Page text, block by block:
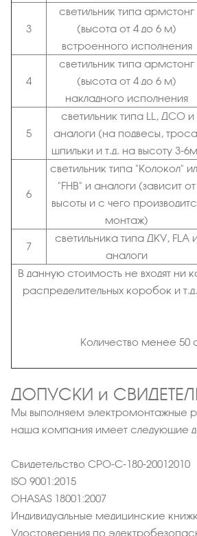
3
светильник типа армстонг
(высота от 4 до 6 м)
встроенного исполнения
4
светильник типа армстонг
(высота от 4 до 6 м)
накладного исполнения
5
светильник типа LL, ДСО и
аналоги (на подвесы,
шпильки и т.д. на высоту 3-
6
светильник типа "Колокол"
"FHB" и аналоги (зависит от
высоты и с чего
монтаж)
7
светильника типа ДКУ, FLA
аналоги
В данную стоимость не входят
распределительных коробок и
Количество менее 50
ДОПУСКИ и
Мы выполняем электромонтажные
наша компания имеет следующие
Свидетельство СРО-C-180-20012010
ISO 9001:2015
OHASAS 18001:2007
Индивидуальные медицинские
Удостоверения по